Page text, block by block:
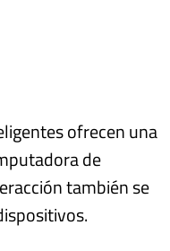
ofrecen una
de
también se